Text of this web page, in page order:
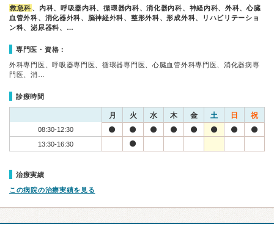
救急科 、内科、呼吸器内科、循環器内科、消化器内科、神経内科、外科、心臓
血管外科、消化器外科、脳神経外科、整形外科、形成外科、リハビリテーショ
ン科、泌尿器科、…
専門医・資格：
外科専門医、呼吸器専門医、循環器専門医、心臓血管外科専門医、消化器病専
門医、消…
診療時間
月 火 水 木 金 土 日 祝
08:30-12:30
13:30-16:30
治療実績
この病院の治療実績を見る